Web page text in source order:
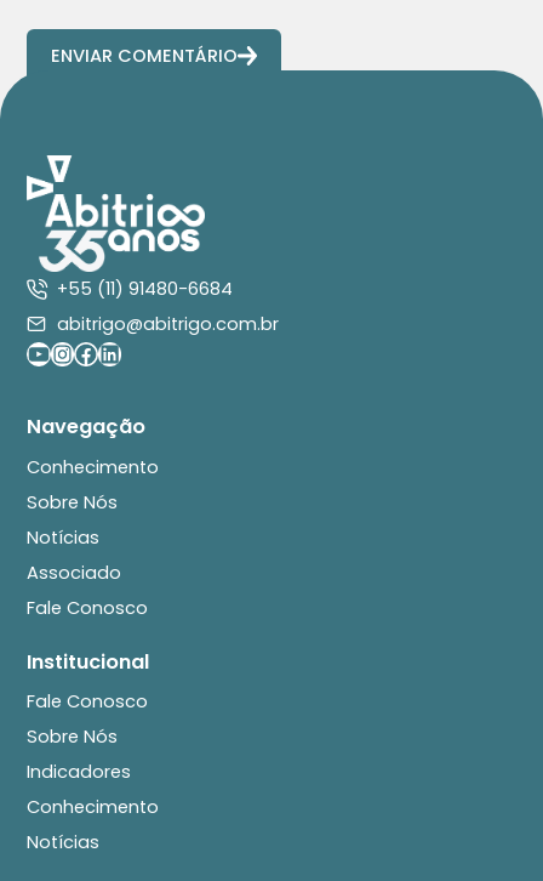
ENVIAR COMENTÁRIO
+55 (11) 91480-6684
abitrigo@abitrigo.com.br
Youtube
Instagram
Facebook
LinkedIn
Navegação
Conhecimento
Sobre Nós
Notícias
Associado
Fale Conosco
Institucional
Fale Conosco
Sobre Nós
Indicadores
Conhecimento
Notícias